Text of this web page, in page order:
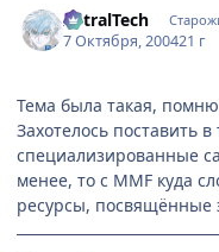
AstralTech
7 Октября, 200421 г
Тема была такая,
Захотелось поставить
специализированные
менее, то с MMF куда
ресурсы, посвящённые